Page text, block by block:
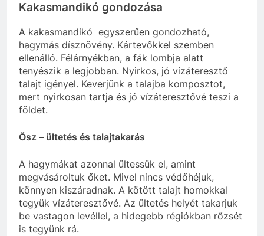
Kakasmandikó gondozása
A kakasmandikó egyszerűen gondozható,
hagymás dísznövény. Kártevőkkel szemben
ellenálló. Félárnyékban, a fák lombja alatt
tenyészik a legjobban. Nyirkos, jó vízáteresztő
talajt igényel. Keverjünk a talajba komposztot,
mert nyirkosan tartja és jó vízáteresztővé teszi a
földet.
Ősz – ültetés és talajtakarás
A hagymákat azonnal ültessük el, amint
megvásároltuk őket. Mivel nincs védőhéjuk,
könnyen kiszáradnak. A kötött talajt homokkal
tegyük vízáteresztővé. Az ültetés helyét takarjuk
be vastagon levéllel, a hidegebb régiókban rőzsét
is tegyünk rá.